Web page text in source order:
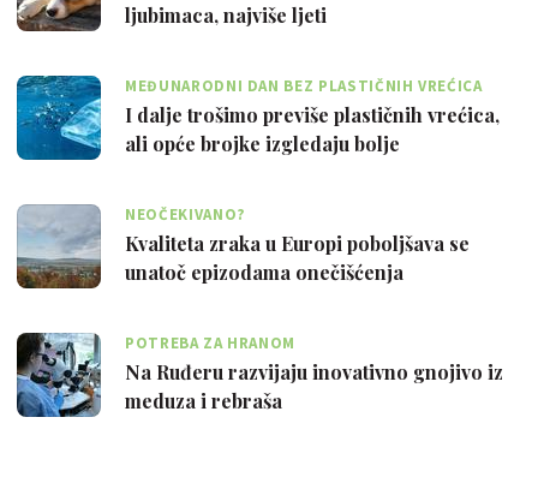
ljubimaca, najviše ljeti
MEĐUNARODNI DAN BEZ PLASTIČNIH VREĆICA
I dalje trošimo previše plastičnih vrećica,
ali opće brojke izgledaju bolje
NEOČEKIVANO?
Kvaliteta zraka u Europi poboljšava se
unatoč epizodama onečišćenja
POTREBA ZA HRANOM
Na Ruđeru razvijaju inovativno gnojivo iz
meduza i rebraša